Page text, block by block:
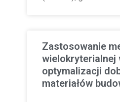
Zastosowanie
wielokryterialnej
optymalizacji
materiałów